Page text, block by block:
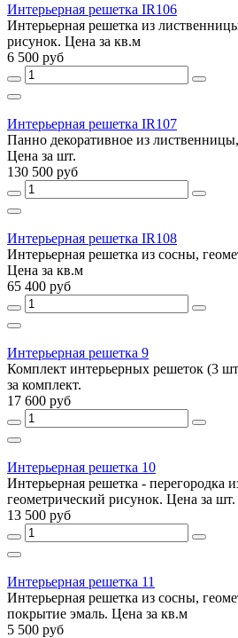
Интерьерная решетка IR106
Интерьерная решетка из
рисунок. Цена за кв.м
6 500 руб
Интерьерная решетка IR107
Панно декоративное из
Цена за шт.
130 500 руб
Интерьерная решетка IR108
Интерьерная решетка из сосны,
Цена за кв.м
65 400 руб
Интерьерная решетка 9
Комплект интерьерных решеток (3
за комплект.
17 600 руб
Интерьерная решетка 10
Интерьерная решетка - перегородка
геометрический рисунок. Цена за шт.
13 500 руб
Интерьерная решетка 11
Интерьерная решетка из сосны,
покрытие эмаль. Цена за кв.м
5 500 руб